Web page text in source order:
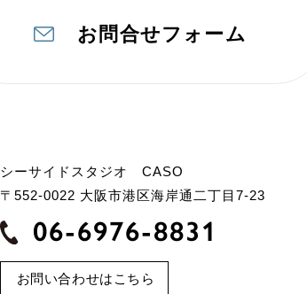
お問合せフォーム
シーサイドスタジオ CASO
〒552-0022 大阪市港区海岸通二丁目 7-23
06-6976-8831
お問い合わせはこちら